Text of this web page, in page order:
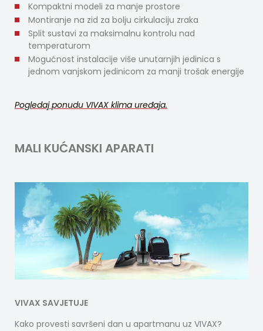
Kompaktni modeli za manje prostore
Montiranje na zid za bolju cirkulaciju zraka
Split sustavi za maksimalnu kontrolu nad
temperaturom
Mogućnost instalacije više unutarnjih jedinica s
jednom vanjskom jedinicom za manji trošak energije
Pogledaj ponudu VIVAX klima uređaja.
MALI KUĆANSKI APARATI
VIVAX SAVJETUJE
Kako provesti savršeni dan u apartmanu uz VIVAX?